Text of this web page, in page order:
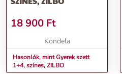
18 900 Ft
Kondela
Hasonlók, mint Gyerek szett
1+4, színes, ZILBO